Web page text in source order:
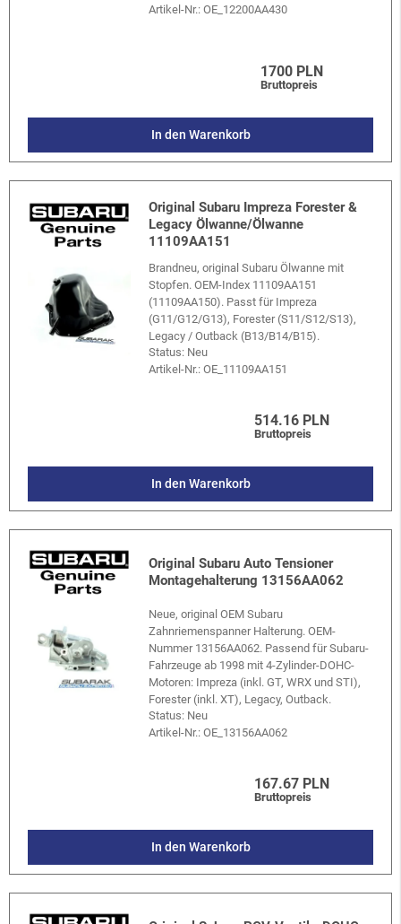
Artikel-Nr.:OE_12200AA430
1700 PLN
Bruttopreis
In den Warenkorb
Original Subaru Impreza Forester &
Legacy Ölwanne/Ölwanne
11109AA151
Brandneu, original Subaru Ölwanne mit
Stopfen. OEM-Index 11109AA151
(11109AA150). Passt für Impreza
(G11/G12/G13), Forester (S11/S12/S13),
Legacy / Outback (B13/B14/B15).
Status: Neu
Artikel-Nr.:OE_11109AA151
514.16 PLN
Bruttopreis
In den Warenkorb
Original Subaru Auto Tensioner
Montagehalterung 13156AA062
Neue, original OEM Subaru
Zahnriemenspanner Halterung. OEM-
Nummer 13156AA062. Passend für Subaru-
Fahrzeuge ab 1998 mit 4-Zylinder-DOHC-
Motoren: Impreza (inkl. GT, WRX und STI),
Forester (inkl. XT), Legacy, Outback.
Status: Neu
Artikel-Nr.:OE_13156AA062
167.67 PLN
Bruttopreis
In den Warenkorb